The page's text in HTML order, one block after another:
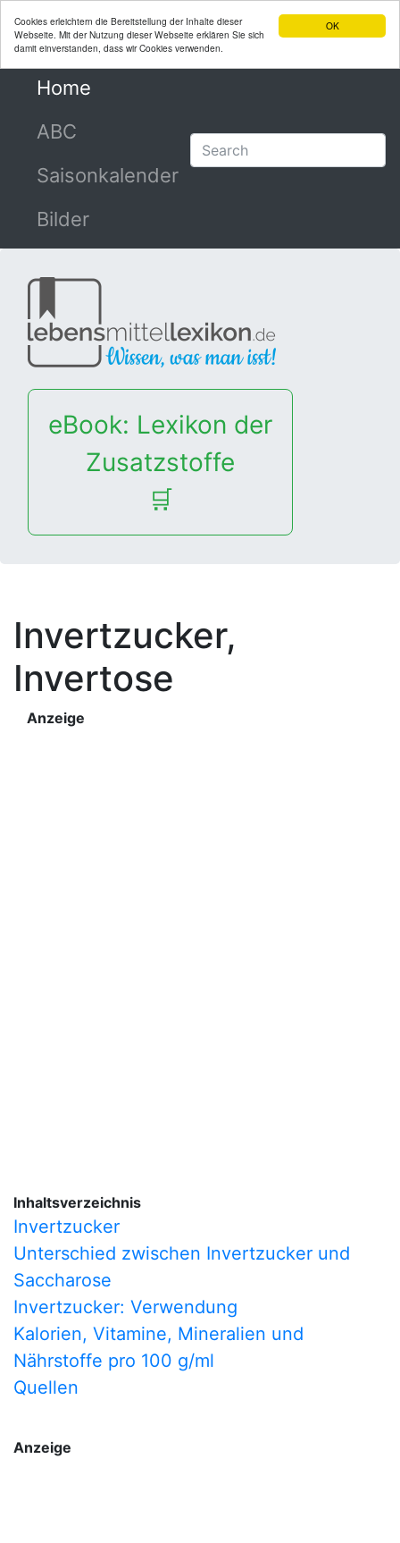
OK
Cookies erleichtern die Bereitstellung der Inhalte dieser
Webseite. Mit der Nutzung dieser Webseite erklären Sie sich
damit einverstanden, dass wir Cookies verwenden.
Home
ABC
Saisonkalender
Bilder
eBook: Lexikon der
Zusatzstoffe
🛒
Invertzucker,
Invertose
Anzeige
Inhaltsverzeichnis
Invertzucker
Unterschied zwischen Invertzucker und
Saccharose
Invertzucker: Verwendung
Kalorien, Vitamine, Mineralien und
Nährstoffe pro 100 g/ml
Quellen
Anzeige